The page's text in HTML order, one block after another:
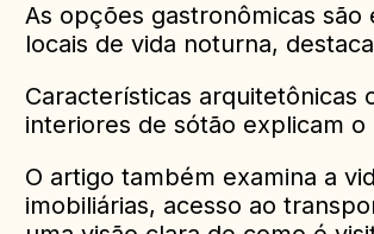
As opções gastronômicas
locais de vida noturna,
Características arquitetônicas
interiores de sótão explicam
O artigo também examina a
imobiliárias, acesso ao